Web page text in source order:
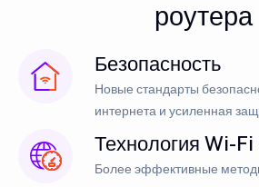
роутера
Безопасность
Новые стандарты
интернета и усиленная
Технология Wi-Fi
Более эффективные